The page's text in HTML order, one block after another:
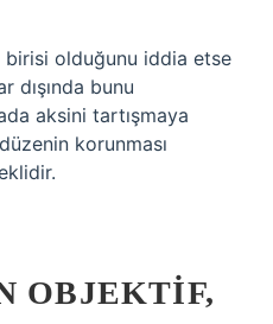
birisi olduğunu iddia etse
dışında bunu
aksini tartışmaya
korunması
OBJEKTIF,